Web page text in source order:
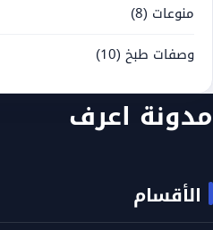
منوعات (8)
وصفات طبخ (10)
مدونة اعرف
الأقسام